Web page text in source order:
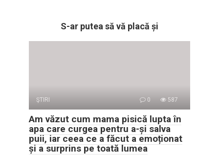
S-ar putea să vă placă și
ŞTIRI 0 587
Am văzut cum mama pisică lupta în
apa care curgea pentru a-și salva
puii, iar ceea ce a făcut a emoționat
și a surprins pe toată lumea